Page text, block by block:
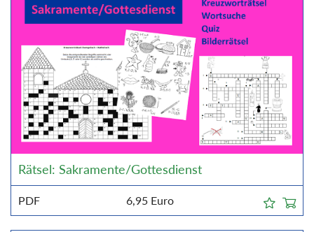
Rätsel: Sakramente/Gottesdienst
PDF 6,95 Euro